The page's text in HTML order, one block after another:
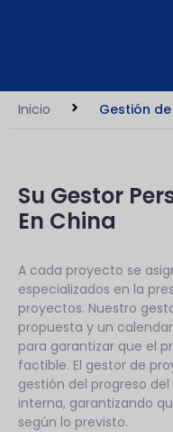
Inicio Gestión
Su Gestor
En China
A cada proyecto se
especializados en la
proyectos. Nuestro
propuesta y un
para garantizar que el
factible. El gestor de
gestión del progreso
interna, garantizando
según lo previsto.